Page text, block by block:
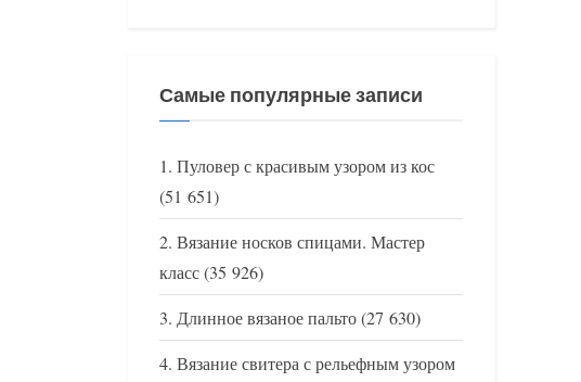
Самые популярные записи
Пуловер с красивым узором из кос
(51 651)
Вязание носков спицами. Мастер
класс(35 926)
Длинное вязаное пальто(27 630)
Вязание свитера с рельефным узором